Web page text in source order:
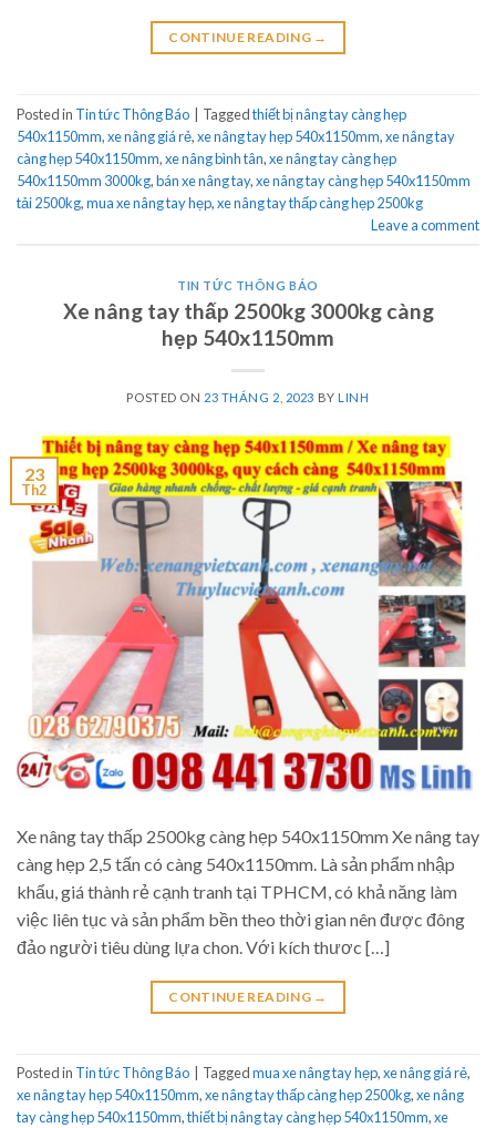
CONTINUE READING →
Posted in Tin tức Thông Báo Taggedthiết bị nâng tay càng hẹp
540x1150mm,xe nâng giá rẻ,xe nâng tay hẹp 540x1150mm,xe nâng tay
càng hẹp 540x1150mm,xe nâng bình tân,xe nâng tay càng hẹp
540x1150mm 3000kg,bán xe nâng tay,xe nâng tay càng hẹp 540x1150mm
tải 2500kg,mua xe nâng tay hẹp,xe nâng tay thấp càng hẹp 2500kg
Leave a comment
TIN TỨC THÔNG BÁO
Xe nâng tay thấp 2500kg 3000kg càng
hẹp 540x1150mm
POSTED ON 23 THÁNG 2, 2023 BYLINH
23
Th2
Xe nâng tay thấp 2500kg càng hẹp 540x1150mm Xe nâng tay
càng hẹp 2,5 tấn có càng 540x1150mm. Là sản phẩm nhập
khẩu, giá thành rẻ cạnh tranh tại TPHCM, có khả năng làm
việc liên tục và sản phẩm bền theo thời gian nên được đông
đảo người tiêu dùng lựa chon. Với kích thươc […]
CONTINUE READING →
Posted in Tin tức Thông Báo Taggedmua xe nâng tay hẹp,xe nâng giá rẻ,
xe nâng tay hẹp 540x1150mm,xe nâng tay thấp càng hẹp 2500kg,xe nâng
tay càng hẹp 540x1150mm,thiết bị nâng tay càng hẹp 540x1150mm,xe